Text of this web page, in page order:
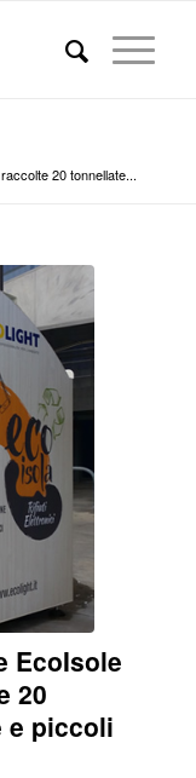
20 tonnellate...
EcoIsole
20
e piccoli